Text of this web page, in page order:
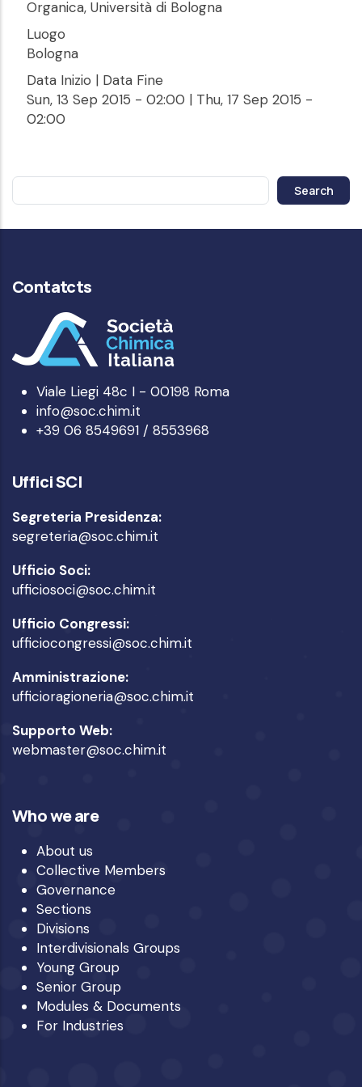
Organica, Università di Bologna
Luogo
Bologna
Data Inizio | Data Fine
Sun, 13 Sep 2015 - 02:00 | Thu, 17 Sep 2015 -
02:00
Contatcts
Viale Liegi 48c I - 00198 Roma
info@soc.chim.it
+39 06 8549691 / 8553968
Uffici SCI
Segreteria Presidenza:
segreteria@soc.chim.it
Ufficio Soci:
ufficiosoci@soc.chim.it
Ufficio Congressi:
ufficiocongressi@soc.chim.it
Amministrazione:
ufficioragioneria@soc.chim.it
Supporto Web:
webmaster@soc.chim.it
Who we are
About us
Collective Members
Governance
Sections
Divisions
Interdivisionals Groups
Young Group
Senior Group
Modules & Documents
For Industries